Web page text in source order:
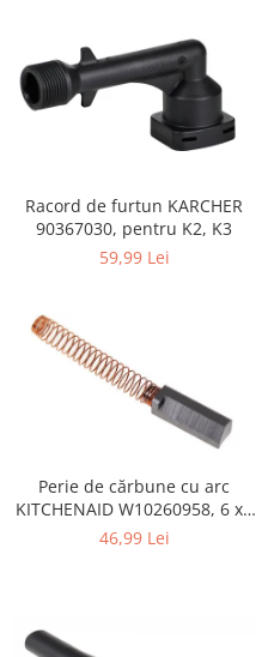
Racord de furtun KARCHER
90367030, pentru K2, K3
59,99 Lei
Perie de cărbune cu arc
KITCHENAID W10260958, 6 x6
x 19 mm, pentru 5KSM15
46,99 Lei